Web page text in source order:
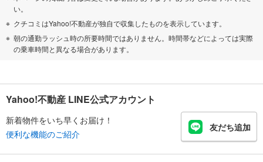
い。
クチコミはYahoo!不動産が独自で収集したものを表示しています。
朝の通勤ラッシュ時の所要時間ではありません。時間帯などによっては実際
の乗車時間と異なる場合があります。
Yahoo!不動産 LINE公式アカウント
新着物件をいち早くお届け！
便利な機能のご紹介
友だち追加